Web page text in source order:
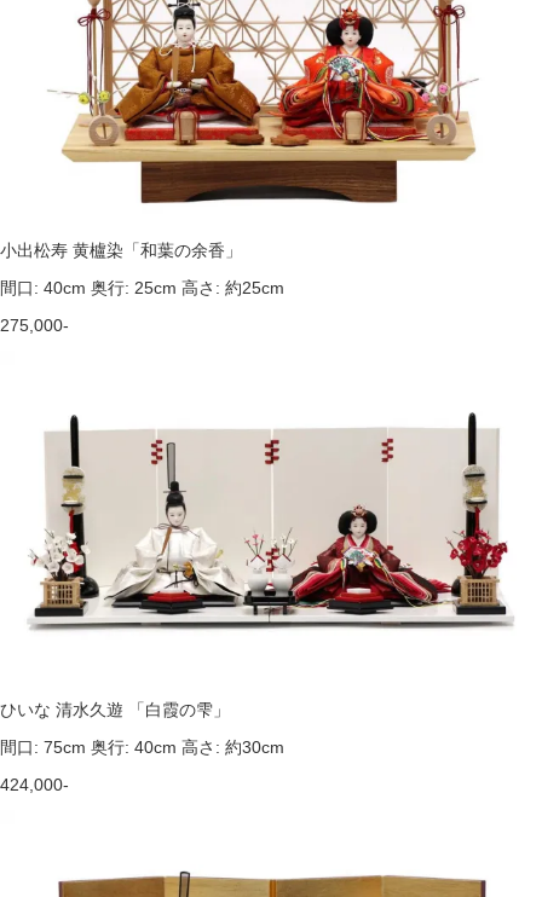
小出松寿 黄櫨染「和葉の余香」
間口: 40cm 奥行: 25cm 高さ: 約25cm
275,000-
ひいな 清水久遊 「白霞の雫」
間口: 75cm 奥行: 40cm 高さ: 約30cm
424,000-